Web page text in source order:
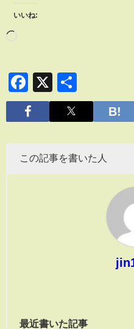
いいね:
Facebook
X
有
この記事を書いた人
最近書いた記事